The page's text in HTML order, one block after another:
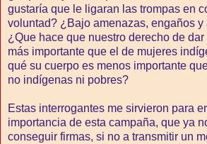
gustaría que le ligaran las trompas en
voluntad? ¿Bajo amenazas, engaños y
¿Que hace que nuestro derecho de
más importante que el de mujeres
qué su cuerpo es menos importante
no indígenas ni pobres?
Estas interrogantes me sirvieron para
importancia de esta campaña, que ya
conseguir firmas, si no a transmitir un